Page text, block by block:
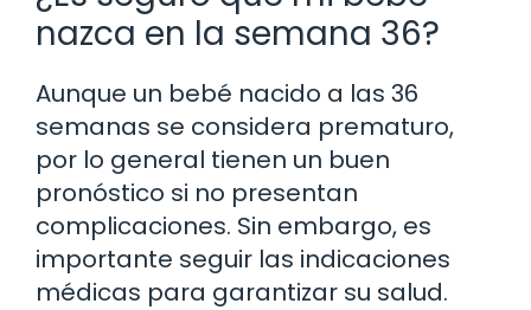
nazca en la semana 36?
Aunque un bebé nacido a las 36
semanas se considera prematuro,
por lo general tienen un buen
pronóstico si no presentan
complicaciones. Sin embargo, es
importante seguir las indicaciones
médicas para garantizar su salud.